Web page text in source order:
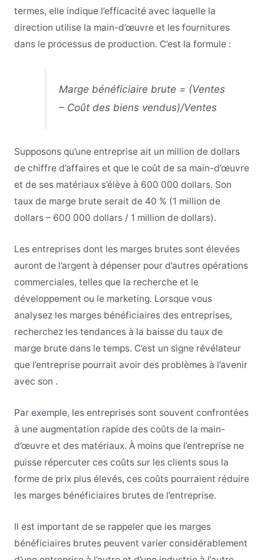
termes, elle indique l’efficacité avec laquelle la
direction utilise la main-d’œuvre et les fournitures
dans le processus de production. C’est la formule :
Marge bénéficiaire brute = (Ventes
– Coût des biens vendus)/Ventes
Supposons qu’une entreprise ait un million de dollars
de chiffre d’affaires et que le coût de sa main-d’œuvre
et de ses matériaux s’élève à 600 000 dollars. Son
taux de marge brute serait de 40 % (1 million de
dollars – 600 000 dollars / 1 million de dollars).
Les entreprises dont les marges brutes sont élevées
auront de l’argent à dépenser pour d’autres opérations
commerciales, telles que la recherche et le
développement ou le marketing. Lorsque vous
analysez les marges bénéficiaires des entreprises,
recherchez les tendances à la baisse du taux de
marge brute dans le temps. C’est un signe révélateur
que l’entreprise pourrait avoir des problèmes à l’avenir
avec son .
Par exemple, les entreprises sont souvent confrontées
à une augmentation rapide des coûts de la main-
d’œuvre et des matériaux. À moins que l’entreprise ne
puisse répercuter ces coûts sur les clients sous la
forme de prix plus élevés, ces coûts pourraient réduire
les marges bénéficiaires brutes de l’entreprise.
Il est important de se rappeler que les marges
bénéficiaires brutes peuvent varier considérablement